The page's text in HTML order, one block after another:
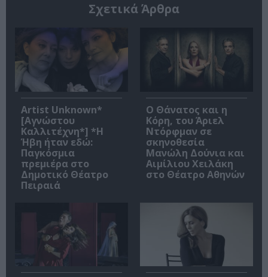
Σχετικά Άρθρα
Artist Unknown*
[Αγνώστου
Καλλιτέχνη*] *Η
Ήβη ήταν εδώ:
Παγκόσμια
πρεμιέρα στο
Δημοτικό Θέατρο
Πειραιά
Ο Θάνατος και η
Κόρη, του Άριελ
Ντόρφμαν σε
σκηνοθεσία
Μανώλη Δούνια και
Αιμίλιου Χειλάκη
στο Θέατρο Αθηνών